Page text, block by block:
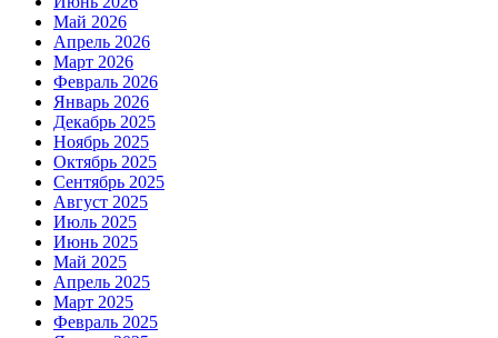
Май 2026
Апрель 2026
Март 2026
Февраль 2026
Январь 2026
Декабрь 2025
Ноябрь 2025
Октябрь 2025
Сентябрь 2025
Август 2025
Июль 2025
Июнь 2025
Май 2025
Апрель 2025
Март 2025
Февраль 2025